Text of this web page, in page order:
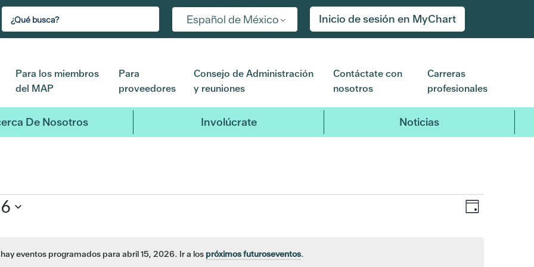
Español de México Inicio de sesión en MyChart
Para los miembros
del MAP
Para
proveedores
Consejo de Administración
y reuniones
Contáctate con
nosotros
Carreras
profesionales
De Nosotros Involúcrate Noticias
Aviso
hay eventos programados para abril 15, 2026. Ir a los próximos futuroseventos.
Día